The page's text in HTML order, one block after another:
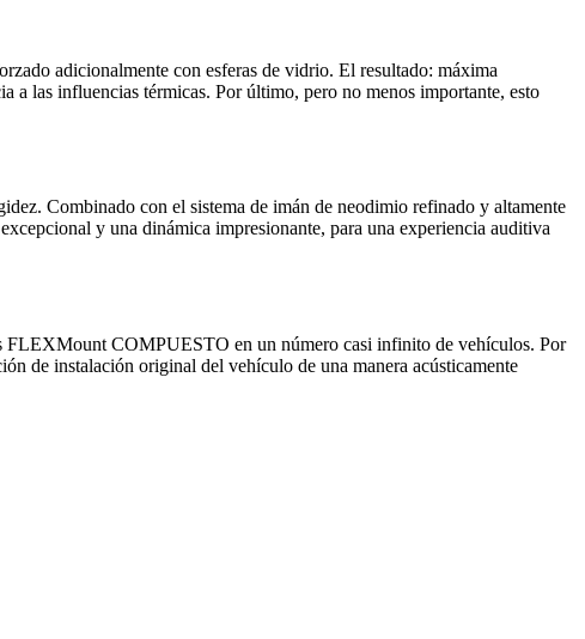
adicionalmente con esferas de vidrio. El resultado: máxima
a las influencias térmicas. Por último, pero no menos importante, esto
Combinado con el sistema de imán de neodimio refinado y altamente
y una dinámica impresionante, para una experiencia auditiva
FLEXMount COMPUESTO en un número casi infinito de vehículos. Por
de instalación original del vehículo de una manera acústicamente